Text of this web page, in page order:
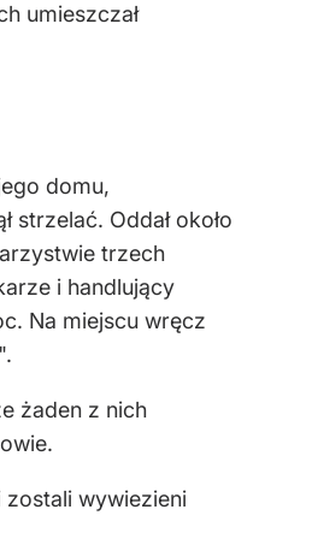
umieszczał
domu,
strzelać. Oddał około
trzech
i handlujący
Na miejscu wręcz
żaden z nich
zostali wywiezieni